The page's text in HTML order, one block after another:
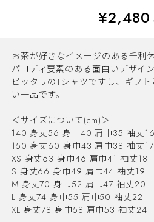
¥2,480
お茶が好きなイメージのある千利
パロディ要素のある面白いデザイ
ピッタリのTシャツですし、ギフ
い一品です。
＜サイズについて(cm)＞
140 身丈56 身巾40 肩巾35 袖丈16
150 身丈60 身巾43 肩巾38 袖丈17
XS 身丈63 身巾46 肩巾41 袖丈18
S 身丈66 身巾49 肩巾44 袖丈19
M 身丈70 身巾52 肩巾47 袖丈20
L 身丈74 身巾55 肩巾50 袖丈22
XL 身丈78 身巾58 肩巾53 袖丈24